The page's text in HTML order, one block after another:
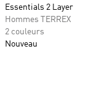
Essentials 2 Layer
Hommes TERREX
2 couleurs
Nouveau